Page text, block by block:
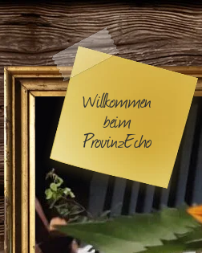
Willkommen
beim
ProvinzEcho